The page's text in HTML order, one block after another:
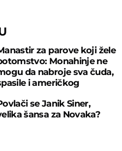
za parove koji žele
Monahinje ne
da nabroje sva čuda,
i američkog
se Janik Siner,
šansa za Novaka?